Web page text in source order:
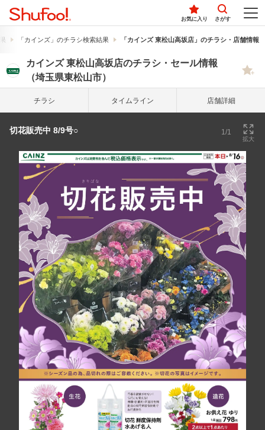
お気に入り さがす
「カインズ」のチラシ検索結果 「カインズ 東松山高坂店」のチラシ・店舗情報
カインズ 東松山高坂店のチラシ・セール情報
（埼玉県東松山市）
チラシ タイム ライン 店舗詳細
切花販売中 8/9号○ 1/1
拡大